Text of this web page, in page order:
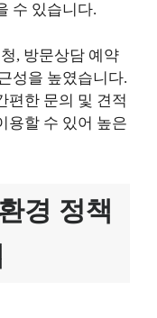
수 있습니다.
, 방문상담 예약
성을 높였습니다.
편한 문의 및 견적
용할 수 있어 높은
경 정책